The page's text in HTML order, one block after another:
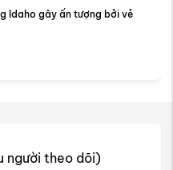
người theo dõi)